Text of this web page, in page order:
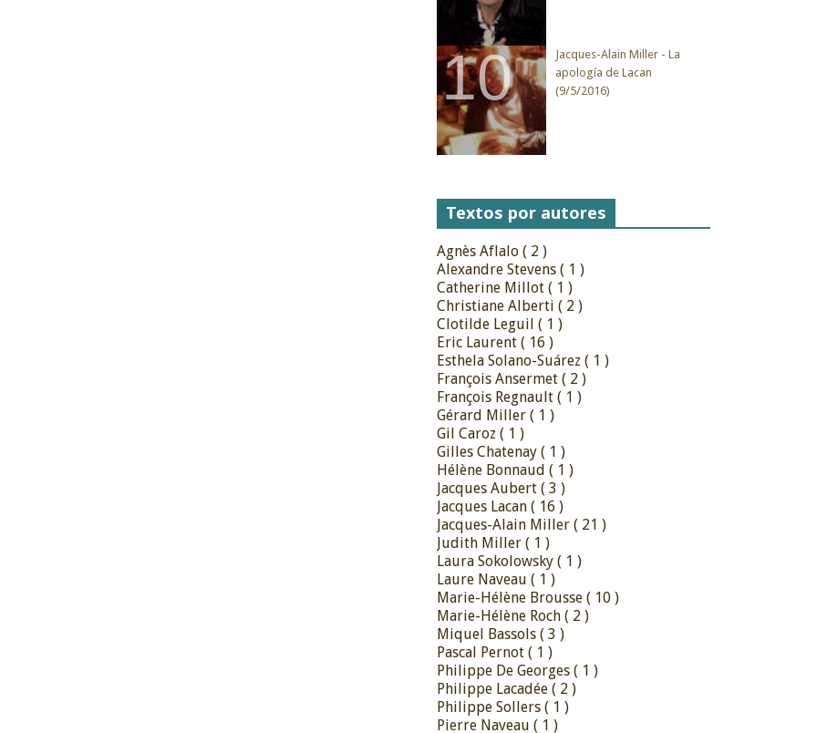
Jacques-Alain Miller - La
apología de Lacan
(9/5/2016)
Textos por autores
Agnès Aflalo ( 2 )
Alexandre Stevens ( 1 )
Catherine Millot ( 1 )
Christiane Alberti ( 2 )
Clotilde Leguil ( 1 )
Eric Laurent ( 16 )
Esthela Solano-Suárez ( 1 )
François Ansermet ( 2 )
François Regnault ( 1 )
Gérard Miller ( 1 )
Gil Caroz ( 1 )
Gilles Chatenay ( 1 )
Hélène Bonnaud ( 1 )
Jacques Aubert ( 3 )
Jacques Lacan ( 16 )
Jacques-Alain Miller ( 21 )
Judith Miller ( 1 )
Laura Sokolowsky ( 1 )
Laure Naveau ( 1 )
Marie-Hélène Brousse ( 10 )
Marie-Hélène Roch ( 2 )
Miquel Bassols ( 3 )
Pascal Pernot ( 1 )
Philippe De Georges ( 1 )
Philippe Lacadée ( 2 )
Philippe Sollers ( 1 )
Pierre Naveau ( 1 )